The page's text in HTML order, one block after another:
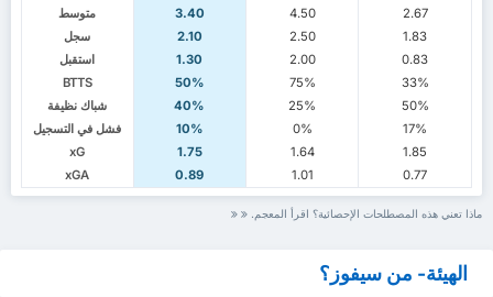
متوسط
3.40 4.50
2.67
سجل
2.10 2.50
1.83
استقبل
1.30 2.00
0.83
BTTS
50% 75%
33%
شباك نظيفة
40% 25%
50%
فشل في التسجيل
10% 0%
17%
xG
1.75 1.64
1.85
xGA
0.89 1.01 0.77
ماذا تعني هذه المصطلحات الإحصائية؟ اقرأ المعجم.
الهيئة- من سيفوز؟